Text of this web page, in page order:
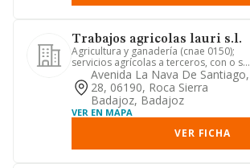
Trabajos agricolas lauri s.l.
Agricultura y ganadería (cnae 0150);
servicios agrícolas a terceros, con o sin
aportación de maquin...
Avenida La Nava De Santiago,
28, 06190, Roca Sierra
Badajoz, Badajoz
VER EN MAPA
VER FICHA